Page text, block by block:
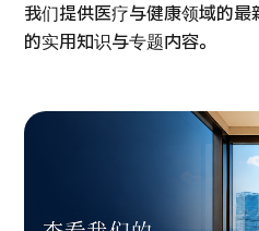
国际 第二医疗意见（湘南镰仓综
我们提供医疗与健康领域的
的实用知识与专题内容。